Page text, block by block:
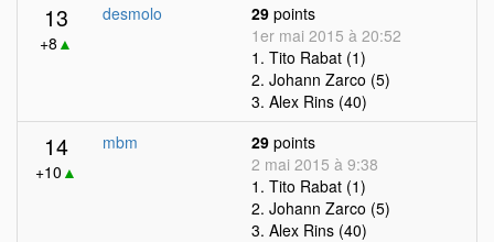
13
+8 ▲
desmolo 29 points
1er mai 2015 à 20:52
1. Tito Rabat (1)
2. Johann Zarco (5)
3. Alex Rins (40)
14
+10 ▲
mbm 29 points
2 mai 2015 à 9:38
1. Tito Rabat (1)
2. Johann Zarco (5)
3. Alex Rins (40)